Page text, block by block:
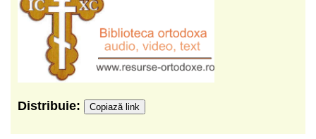
Distribuie: Copiază link